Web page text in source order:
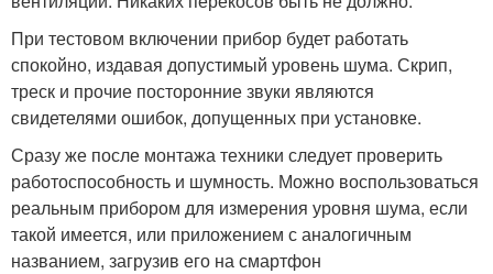
При тестовом включении прибор будет работать
спокойно, издавая допустимый уровень шума. Скрип,
треск и прочие посторонние звуки являются
свидетелями ошибок, допущенных при установке.
Сразу же после монтажа техники следует проверить
работоспособность и шумность. Можно воспользоваться
реальным прибором для измерения уровня шума, если
такой имеется, или приложением с аналогичным
названием, загрузив его на смартфон